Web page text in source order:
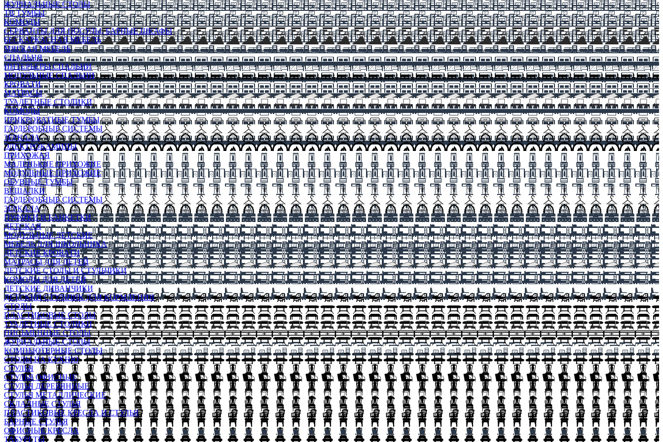
ЖУРНАЛЬНЫЕ СТОЛЫ
ТВ ТУМБЫ
КОМОДЫ
СЕРВАНТЫ ДЛЯ ПОСУДЫ, БАРНЫЕ ШКАФЫ
БЕСКАРКАСНАЯ МЕБЕЛЬ
МЯГКАЯ МЕБЕЛЬ
СПАЛЬНЯ
ИНТЕРЬЕРЫ СПАЛЬНИ
МОДУЛЬНЫЕ СПАЛЬНИ
КРОВАТИ
МАТРАСЫ
ТУАЛЕТНЫЕ СТОЛИКИ
КОМОДЫ
ПРИКРОВАТНЫЕ ТУМБЫ
ГАРДЕРОБНЫЕ СИСТЕМЫ
ЗЕРКАЛА
ЭЛЕКТРОКАМИНЫ
ПРИХОЖАЯ
МАЛЕНЬКИЕ ПРИХОЖИЕ
МОДУЛЬНЫЕ ПРИХОЖИЕ
ОБУВНЫЕ ТУМБЫ
ВЕШАЛКИ
ГАРДЕРОБНЫЕ СИСТЕМЫ
ЗЕРКАЛА
ПУФИКИ И БАНКЕТКИ
ДЕТСКАЯ
МОДУЛЬНЫЕ ДЕТСКИЕ
МЕБЕЛЬ ДЛЯ ШКОЛЬНИКА
ДЕТСКИЕ КРОВАТИ
МАТРАСЫ ДЛЯ ДЕТЕЙ
ДЕТСКИЕ СТОЛЫ И СТУЛЬЧИКИ
КОМОДЫ ДЛЯ ДЕТЕЙ
ДЕТСКИЕ ДИВАНЧИКИ
ДЕТСКИЙ СТУЛЬЧИК ДЛЯ КОРМЛЕНИЯ
СТОЛЫ
ПЛАСТИКОВЫЕ СТОЛЫ
ТУАЛЕТНЫЕ СТОЛИКИ
ПИСЬМЕННЫЕ СТОЛЫ
ЖУРНАЛЬНЫЕ СТОЛЫ
КОМПЬЮТЕРНЫЕ СТОЛЫ
СТОЛЫ НА КУХНЮ
СТУЛЬЯ
СТУЛЬЯ ОФИСНЫЕ
СТУЛЬЯ ДЕРЕВЯННЫЕ
СТУЛЬЯ МЕТАЛЛИЧЕСКИЕ
СКЛАДНЫЕ СТУЛЬЯ
ПЛАСТИКОВЫЕ КРЕСЛА И СТУЛЬЯ
БАРНЫЕ СТУЛЬЯ
ОФИСНЫЕ КРЕСЛА
ТАБУРЕТЫ